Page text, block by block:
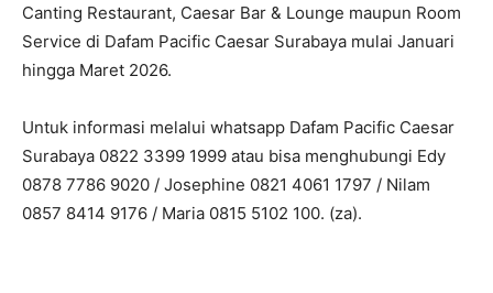
Canting Restaurant, Caesar Bar & Lounge maupun Room
Service di Dafam Pacific Caesar Surabaya mulai Januari
hingga Maret 2026.
Untuk informasi melalui whatsapp Dafam Pacific Caesar
Surabaya 0822 3399 1999 atau bisa menghubungi Edy
0878 7786 9020 / Josephine 0821 4061 1797 / Nilam
0857 8414 9176 / Maria 0815 5102 100. (za).